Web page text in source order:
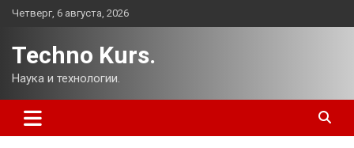
Перейти
Четверг, 6 августа, 2026
Techno Kurs.
Наука и технологии.